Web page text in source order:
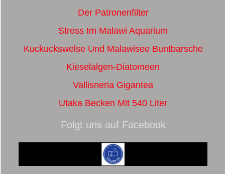
Der Patronenfilter
Stress Im Malawi Aquarium
Kuckuckswelse Und Malawisee Buntbarsche
Kieselalgen-Diatomeen
Vallisneria Gigantea
Utaka Becken Mit 540 Liter
Folgt uns auf Facebook